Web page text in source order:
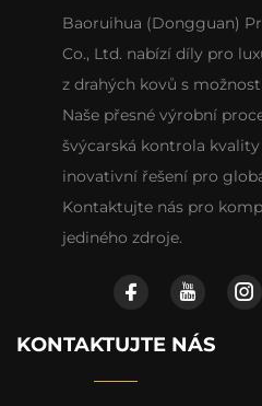
Baoruihua (Dongguan)
Co., Ltd. nabízí díly pro
z drahých kovů s
Naše přesné výrobní
švýcarská kontrola
inovativní řešení pro
Kontaktujte nás pro
jediného zdroje.
KONTAKTUJTE NÁS